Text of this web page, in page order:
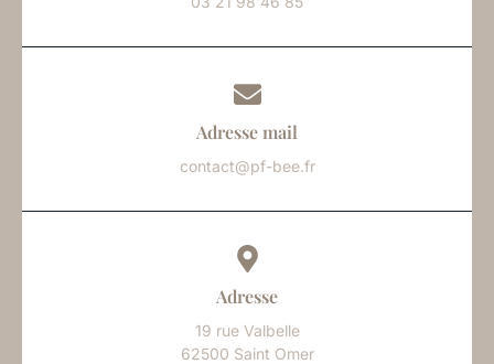
Adresse mail
contact@pf-bee.fr
Adresse
19 rue Valbelle
62500 Saint Omer